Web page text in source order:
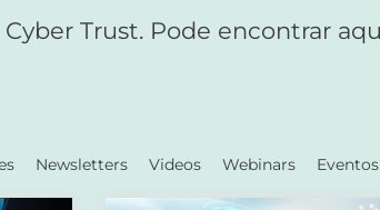
Trust. Pode encontrar
Newsletters Videos Webinars Eventos